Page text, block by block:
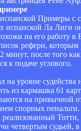
Примеры с
испанской Ла Лиги
на его работу в
рефери,
минут, после того
к подаче углового.
на уровне
кармашка 61
на привычной
спорных
четвертым